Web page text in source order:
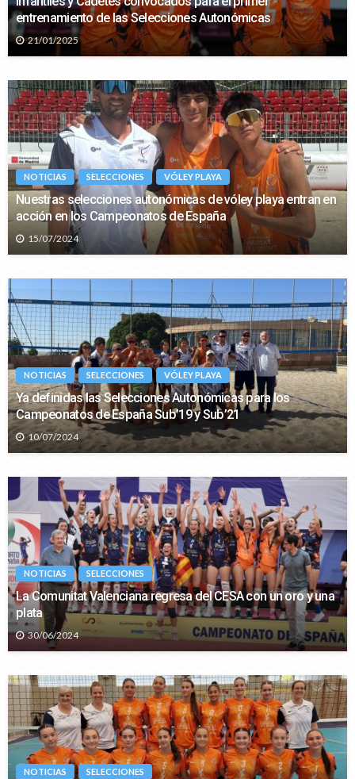
entrenamiento de las Selecciones Autonómicas
21/01/2025
NOTICIAS SELECCIONES VÓLEY PLAYA
Nuestras selecciones autonómicas de vóley playa entran en
acción en los Campeonatos de España
15/07/2024
NOTICIAS SELECCIONES VÓLEY PLAYA
Ya definidas las Selecciones Autonómicas para los
Campeonatos de España Sub’19 y Sub’21
10/07/2024
NOTICIAS SELECCIONES
La Comunitat Valenciana regresa del CESA con un oro y una
plata
30/06/2024
NOTICIAS SELECCIONES